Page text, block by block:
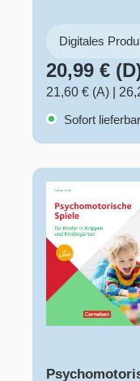
Digitales
20,99 €
21,60 € (A)
Sofort lieferbar